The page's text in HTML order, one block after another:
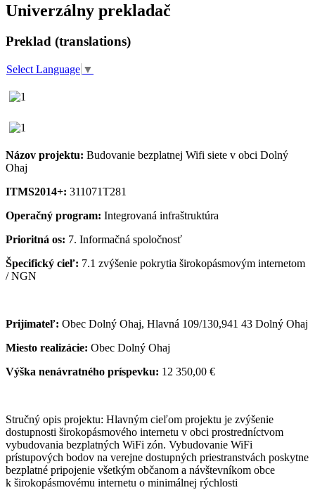
Univerzálny prekladač
Preklad (translations)
Select Language ▼
Názov projektu: Budovanie bezplatnej Wifi siete v obci Dolný
Ohaj
ITMS2014+: 311071T281
Operačný program: Integrovaná infraštruktúra
Prioritná os: 7. Informačná spoločnosť
Špecifický cieľ: 7.1 zvýšenie pokrytia širokopásmovým internetom
/ NGN
Prijímateľ: Obec Dolný Ohaj, Hlavná 109/130,941 43 Dolný Ohaj
Miesto realizácie: Obec Dolný Ohaj
Výška nenávratného príspevku: 12 350,00 €
Stručný opis projektu: Hlavným cieľom projektu je zvýšenie
dostupnosti širokopásmového internetu v obci prostredníctvom
vybudovania bezplatných WiFi zón. Vybudovanie WiFi
prístupových bodov na verejne dostupných priestranstvách poskytne
bezplatné pripojenie všetkým občanom a návštevníkom obce
k širokopásmovému internetu o minimálnej rýchlosti